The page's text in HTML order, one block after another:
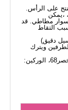
على الرأس.
،يمكن
مطاطي. قد
التقاط
ويترك
الطول: 165 سم، الصدر: 88 سم، الخصر68، الوركين: